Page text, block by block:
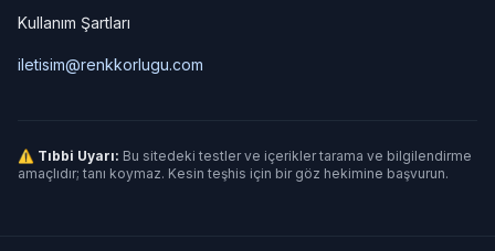
Kullanım Şartları
iletisim@renkkorlugu.com
⚠ Tıbbi Uyarı: Bu sitedeki testler ve içerikler tarama ve bilgilendirme
amaçlıdır; tanı koymaz. Kesin teşhis için bir göz hekimine başvurun.